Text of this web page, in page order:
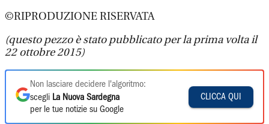
©RIPRODUZIONE RISERVATA
(questo pezzo è stato pubblicato per la prima volta il
22 ottobre 2015)
Non lasciare decidere l'algoritmo:
scegli La Nuova Sardegna
per le tue notizie su Google
CLICCA QUI